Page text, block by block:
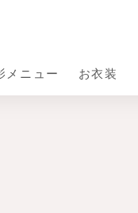
メニュー お衣装